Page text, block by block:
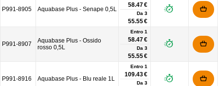
P991-8905 Aquabase Plus - Senape 0,5L
58.47 €
Da 3
55.55 €
P991-8907
Aquabase Plus - Ossido
rosso 0,5L
Entro 1
58.47 €
Da 3
55.55 €
P991-8916 Aquabase Plus - Blu reale 1L
Entro 1
109.43 €
Da 3